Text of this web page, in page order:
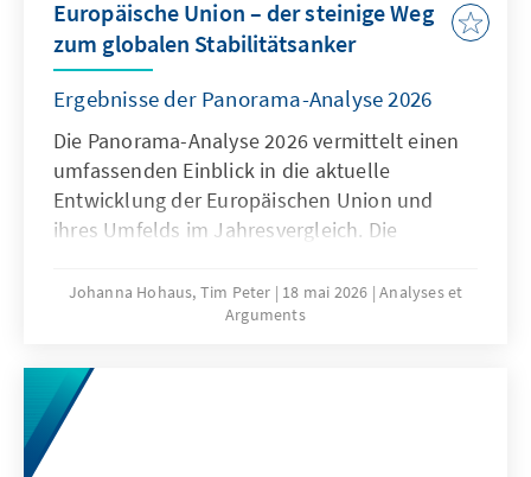
Europäische Union – der steinige Weg
zum globalen Stabilitätsanker
Ergebnisse der Panorama-Analyse 2026
Die Panorama-Analyse 2026 vermittelt einen
umfassenden Einblick in die aktuelle
Entwicklung der Europäischen Union und
ihres Umfelds im Jahresvergleich. Die
multithematische Standortbestimmung in
den Bereichen Innovation und
Ausrichtung der Mitgliedstaaten und Globales
Umfeld. Durch die Verwendung qualitativer
und quantitativer Indikatoren gibt sie
Johanna Hohaus, Tim Peter 18 mai 2026 Analyses et
Arguments